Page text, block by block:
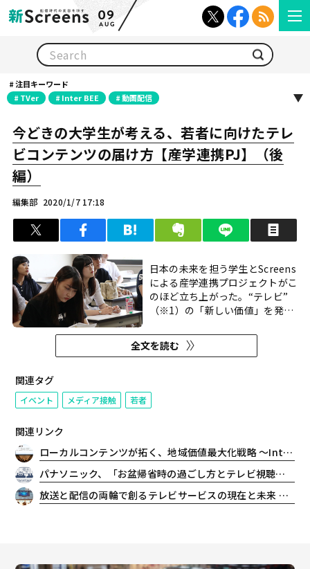
09
AUG
注目キーワード
TVer
Inter BEE 動画配信
今どきの大学生が考える、若者に向けたテレ
ビコンテンツの届け方【産学連携PJ】（後
編）
編集部 2020/1/7 17:18
ツイート シェア はてブ クリップ LINEで送る
日本の未来を担う学生とScreens
による産学連携プロジェクトがこ
のほど立ち上がった。“テレビ”
（※1）の「新しい価値」を発
「大学生のリアルな“テレビ”視
聴」をテーマに追究していく。若
が抱えている「若者の“テレビ”離
れ」の課題解決に繋げてい...
全文を読む
関連タグ
イベント メディア接触 若者
関連リンク
ローカルコンテンツが拓く、地域価値最大化戦略 〜Inter BEE 2025 レポート
パナソニック、「お盆帰省時の過ごし方とテレビ視聴」に関する実態調査を発表。約半数が実家でテレビ視聴時間が増加
放送と配信の両輪で創るテレビサービスの現在と未来 ～Inter BEE 2025 レポート